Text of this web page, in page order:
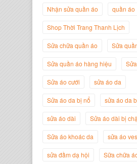
Giám Đốc Công ty Cây
Nhận sửa quần áo quần áo
Shop Thời Trang Thanh Lịch
Sửa chữa quần áo Sửa
Sửa quần áo hàng hiệu
Sửa áo cưới sửa áo da
Sửa áo da bị nổ sửa áo da
sửa áo dài Sửa áo dài bị
Sửa áo khoác da sửa áo
sửa đầm dạ hội Sữa chữa